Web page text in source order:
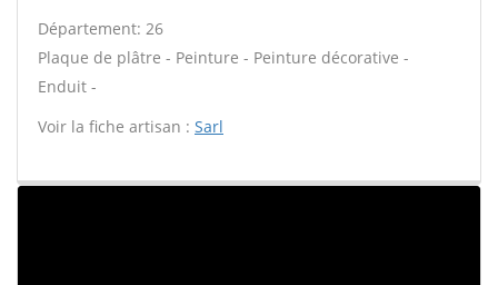
Département: 26
Plaque de plâtre - Peinture - Peinture décorative -
Enduit -
Voir la fiche artisan : Sarl